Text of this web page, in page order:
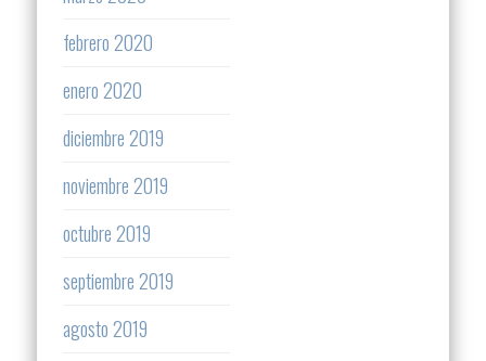
febrero 2020
enero 2020
diciembre 2019
noviembre 2019
octubre 2019
septiembre 2019
agosto 2019